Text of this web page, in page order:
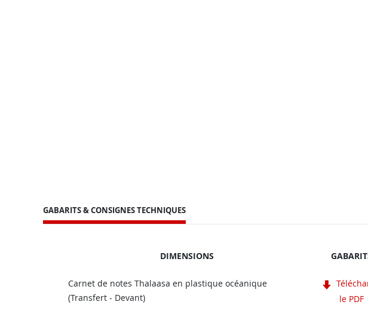
GABARITS & CONSIGNES TECHNIQUES
DIMENSIONS
Carnet de notes Thalaasa en plastique océanique
(Transfert - Devant)
le PDF